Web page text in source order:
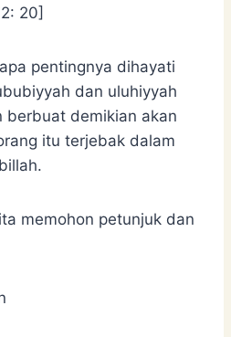
20]
pentingnya dihayati
dan uluhiyyah
berbuat demikian akan
itu terjebak dalam
memohon petunjuk dan